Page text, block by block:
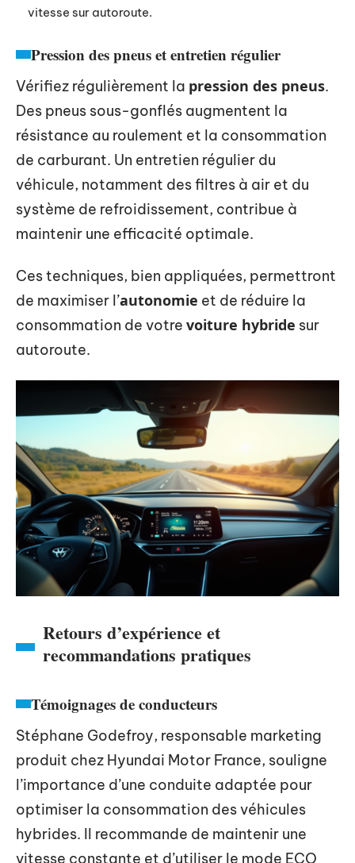
vitesse sur autoroute.
Pression des pneus et entretien régulier
Vérifiez régulièrement la pression des pneus.
Des pneus sous-gonflés augmentent la
résistance au roulement et la consommation
de carburant. Un entretien régulier du
véhicule, notamment des filtres à air et du
système de refroidissement, contribue à
maintenir une efficacité optimale.
Ces techniques, bien appliquées, permettront
de maximiser l’autonomie et de réduire la
consommation de votre voiture hybride sur
autoroute.
Retours d’expérience et
recommandations pratiques
Témoignages de conducteurs
Stéphane Godefroy, responsable marketing
produit chez Hyundai Motor France, souligne
l’importance d’une conduite adaptée pour
optimiser la consommation des véhicules
hybrides. Il recommande de maintenir une
vitesse constante et d’utiliser le mode ECO